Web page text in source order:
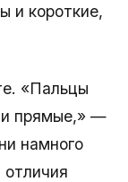
и короткие,
«Пальцы
и прямые,» —
намного